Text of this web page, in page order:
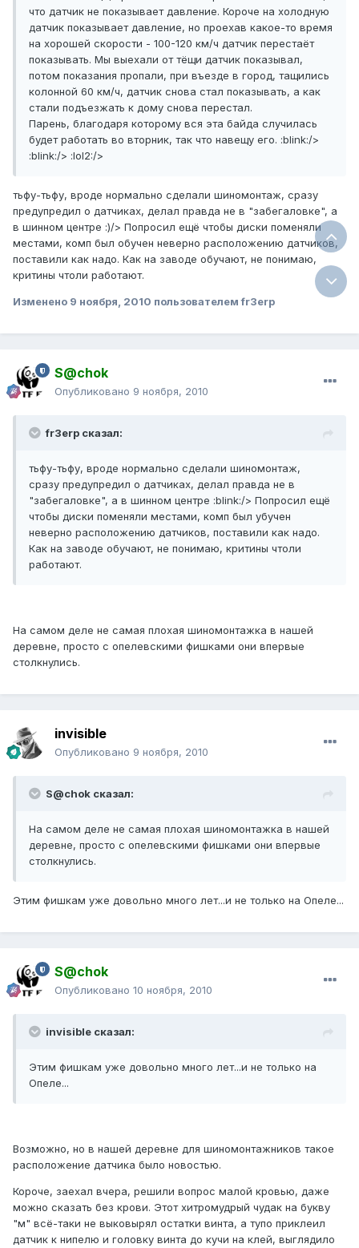
что датчик не показывает давление. Короче на холодную
датчик показывает давление, но проехав какое-то время
на хорошей скорости - 100-120 км/ч датчик перестаёт
показывать. Мы выехали от тёщи датчик показывал,
потом показания пропали, при въезде в город, тащились
колонной 60 км/ч, датчик снова стал показывать, а как
стали подъезжать к дому снова перестал.
Парень, благодаря которому вся эта байда случилась
будет работать во вторник, так что навещу его. :blink:/>
:blink:/> :lol2:/>
тьфу-тьфу, вроде нормально сделали шиномонтаж, сразу
предупредил о датчиках, делал правда не в "забегаловке", а
в шинном центре :)/> Попросил ещё чтобы диски поменяли
местами, комп был обучен неверно расположению датчиков,
поставили как надо. Как на заводе обучают, не понимаю,
критины чтоли работают.
Изменено 9 ноября, 2010 пользователем fr3erp
S@chok
Опубликовано 9 ноября, 2010
fr3erp сказал:
тьфу-тьфу, вроде нормально сделали шиномонтаж,
сразу предупредил о датчиках, делал правда не в
"забегаловке", а в шинном центре :blink:/> Попросил ещё
чтобы диски поменяли местами, комп был убучен
неверно расположению датчиков, поставили как надо.
Как на заводе обучают, не понимаю, критины чтоли
работают.
На самом деле не самая плохая шиномонтажка в нашей
деревне, просто с опелевскими фишками они впервые
столкнулись.
invisible
Опубликовано 9 ноября, 2010
S@chok сказал:
На самом деле не самая плохая шиномонтажка в нашей
деревне, просто с опелевскими фишками они впервые
столкнулись.
Этим фишкам уже довольно много лет...и не только на Опеле...
S@chok
Опубликовано 10 ноября, 2010
invisible сказал:
Этим фишкам уже довольно много лет...и не только на
Опеле...
Возможно, но в нашей деревне для шиномонтажников такое
расположение датчика было новостью.
Короче, заехал вчера, решили вопрос малой кровью, даже
можно сказать без крови. Этот хитромудрый чудак на букву
"м" всё-таки не выковырял остатки винта, а тупо приклеил
датчик к нипелю и головку винта до кучи на клей, выглядило